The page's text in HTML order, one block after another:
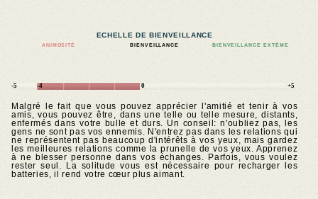
ECHELLE DE BIENVEILLANCE
ANIMOSITÉ BIENVEILLANCE BIENVEILLANCE EXTÊME
-5 -4 0 +5
Malgré le fait que vous pouvez apprécier l'amitié et tenir à vos
amis, vous pouvez être, dans une telle ou telle mesure, distants,
enfermés dans votre bulle et durs. Un conseil: n'oubliez pas, les
gens ne sont pas vos ennemis. N'entrez pas dans les relations qui
ne représentent pas beaucoup d'intérêts à vos yeux, mais gardez
les meilleures relations comme la prunelle de vos yeux. Apprenez
à ne blesser personne dans vos échanges. Parfois, vous voulez
rester seul. La solitude vous est nécessaire pour recharger les
batteries, il rend votre cœur plus aimant.